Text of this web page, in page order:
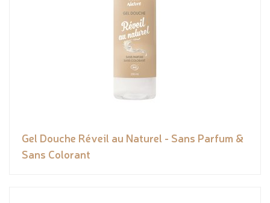
Gel Douche Réveil au Naturel - Sans Parfum &
Sans Colorant